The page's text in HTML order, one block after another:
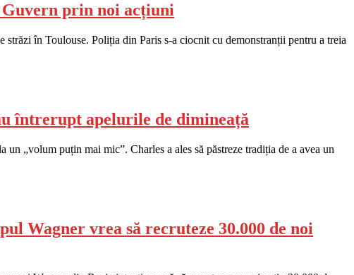
Guvern prin noi acțiuni
în Toulouse. Poliția din Paris s-a ciocnit cu demonstranții pentru a treia
întrerupt apelurile de dimineață
„volum puțin mai mic”. Charles a ales să păstreze tradiția de a avea un
Wagner vrea să recruteze 30.000 de noi